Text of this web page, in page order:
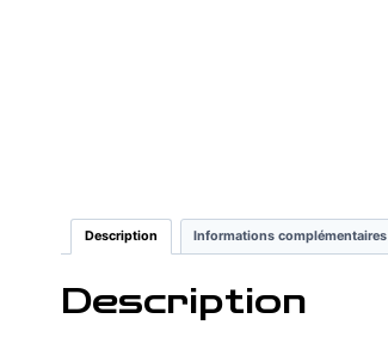
Description Informations complémentaires
Description